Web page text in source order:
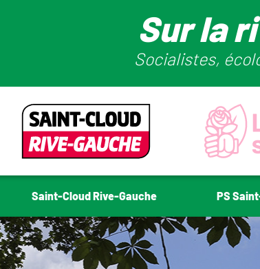
Sur la
Socialistes,
Saint-Cloud Rive-Gauche PS